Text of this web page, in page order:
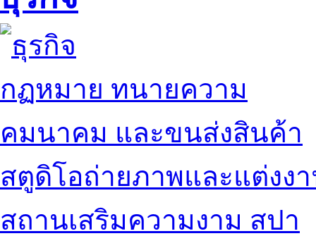
กฏหมาย ทนายความ
คมนาคม และขนส่งสินค้า
สตูดิโอถ่ายภาพและแต่งง
สถานเสริมความงาม สปา